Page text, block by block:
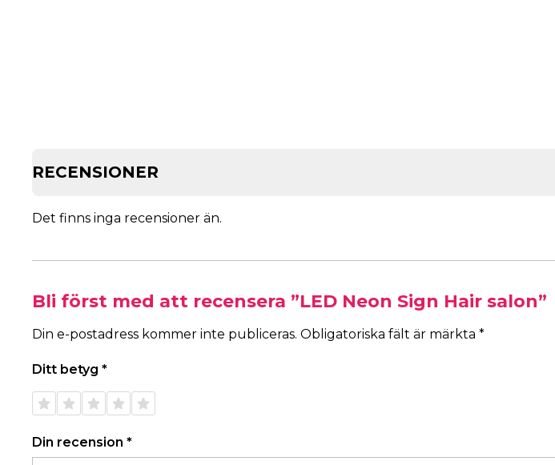
RECENSIONER
Det finns inga recensioner än.
Bli först med att recensera ”LED Neon Sign Hair salon”
Din e-postadress kommer inte publiceras. Obligatoriska fält är märkta *
Ditt betyg *
1 av 5
stjärnor
2 av 5
stjärnor
3 av 5
stjärnor
4 av 5
stjärnor
5 av 5
stjärnor
Din recension *